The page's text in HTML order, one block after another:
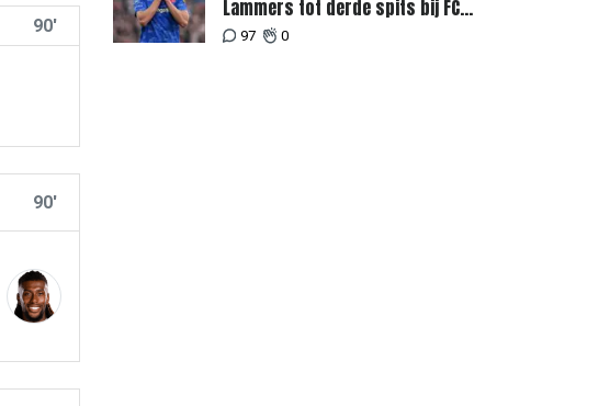
90'
90'
Lammers tot derde spits bij FC
Twente
97 0